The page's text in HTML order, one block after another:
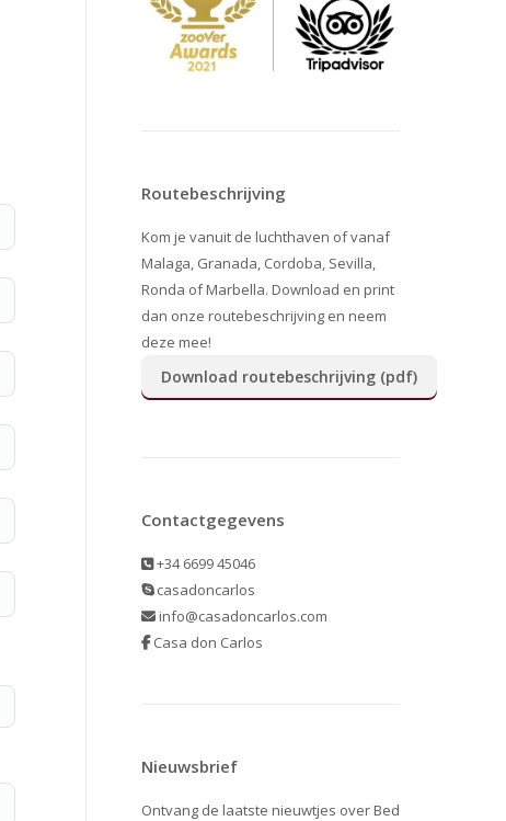
Routebeschrijving
Kom je vanuit de luchthaven of vanaf
Malaga, Granada, Cordoba, Sevilla,
Ronda of Marbella. Download en print
dan onze routebeschrijving en neem
deze mee!
Download routebeschrijving (pdf)
Contactgegevens
+34 6699 45046
casadoncarlos
info@casadoncarlos.com
Casa don Carlos
Nieuwsbrief
Ontvang de laatste nieuwtjes over Bed